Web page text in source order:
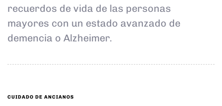
recuerdos de vida de las personas
mayores con un estado avanzado de
demencia o Alzheimer.
TAGS
CUIDADO DE ANCIANOS